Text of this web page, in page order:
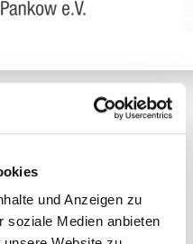
und Anzeigen zu
soziale Medien anbieten
in Pankow